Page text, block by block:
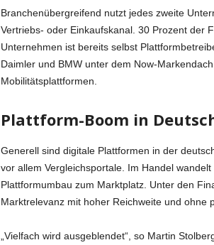
Branchenübergreifend nutzt jedes zweite
Vertriebs- oder Einkaufskanal. 30 Prozent der
Unternehmen ist bereits selbst
Daimler und BMW unter dem Now-
Mobilitätsplattformen.
Plattform-Boom in
Generell sind digitale Plattformen in der
vor allem Vergleichsportale. Im Handel
Plattformumbau zum Marktplatz. Unter den
Marktrelevanz mit hoher Reichweite und ohne
„Vielfach wird ausgeblendet“, so Martin